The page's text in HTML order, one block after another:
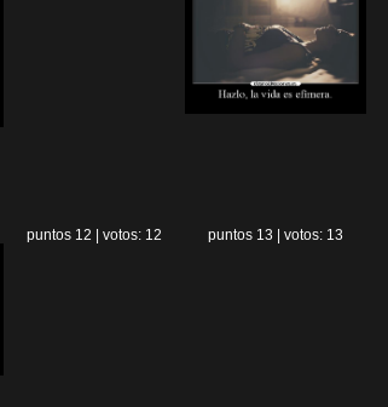
puntos 12 | votos: 12 puntos 13 | votos: 13